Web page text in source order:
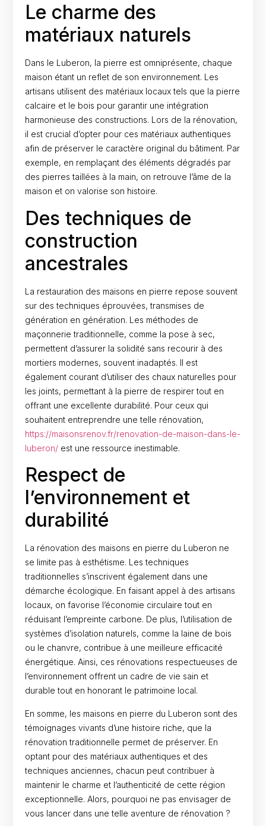
Le charme des
matériaux naturels
Dans le Luberon, la pierre est omniprésente, chaque
maison étant un reflet de son environnement. Les
artisans utilisent des matériaux locaux tels que la pierre
calcaire et le bois pour garantir une intégration
harmonieuse des constructions. Lors de la rénovation,
il est crucial d’opter pour ces matériaux authentiques
afin de préserver le caractère original du bâtiment. Par
exemple, en remplaçant des éléments dégradés par
des pierres taillées à la main, on retrouve l’âme de la
maison et on valorise son histoire.
Des techniques de
construction
ancestrales
La restauration des maisons en pierre repose souvent
sur des techniques éprouvées, transmises de
génération en génération. Les méthodes de
maçonnerie traditionnelle, comme la pose à sec,
permettent d’assurer la solidité sans recourir à des
mortiers modernes, souvent inadaptés. Il est
également courant d’utiliser des chaux naturelles pour
les joints, permettant à la pierre de respirer tout en
offrant une excellente durabilité. Pour ceux qui
souhaitent entreprendre une telle rénovation,
https://maisonsrenov.fr/renovation-de-maison-dans-le-
luberon/ est une ressource inestimable.
Respect de
l’environnement et
durabilité
La rénovation des maisons en pierre du Luberon ne
se limite pas à esthétisme. Les techniques
traditionnelles s’inscrivent également dans une
démarche écologique. En faisant appel à des artisans
locaux, on favorise l’économie circulaire tout en
réduisant l’empreinte carbone. De plus, l’utilisation de
systèmes d’isolation naturels, comme la laine de bois
ou le chanvre, contribue à une meilleure efficacité
énergétique. Ainsi, ces rénovations respectueuses de
l’environnement offrent un cadre de vie sain et
durable tout en honorant le patrimoine local.
En somme, les maisons en pierre du Luberon sont des
témoignages vivants d’une histoire riche, que la
rénovation traditionnelle permet de préserver. En
optant pour des matériaux authentiques et des
techniques anciennes, chacun peut contribuer à
maintenir le charme et l’authenticité de cette région
exceptionnelle. Alors, pourquoi ne pas envisager de
vous lancer dans une telle aventure de rénovation ?